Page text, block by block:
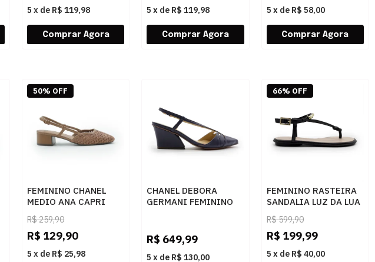
5 x de R$ 119,98 5 x de R$ 119,98 5 x de R$ 58,00
FEMININO CHANEL
MEDIO ANA CAPRI
CUOIO
R$259,90
R$ 129,90
5 x de R$ 25,98
50% OFF
CHANEL DEBORA
GERMANI FEMININO
R$ 649,99
5 x de R$ 130,00
FEMININO RASTEIRA
SANDALIA LUZ DA LUA
PRETO
R$599,90
R$ 199,99
5 x de R$ 40,00
66% OFF